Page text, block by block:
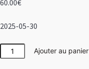
60.00€
2025-05-30
quantité
de
Ajouter au panier